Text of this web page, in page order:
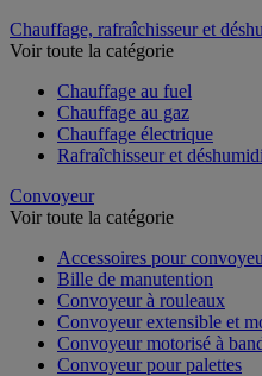
Chauffage, rafraîchisseur et
Voir toute la catégorie
Chauffage au fuel
Chauffage au gaz
Chauffage électrique
Rafraîchisseur et
Convoyeur
Voir toute la catégorie
Accessoires pour
Bille de manutention
Convoyeur à rouleaux
Convoyeur extensible et
Convoyeur motorisé à
Convoyeur pour palettes